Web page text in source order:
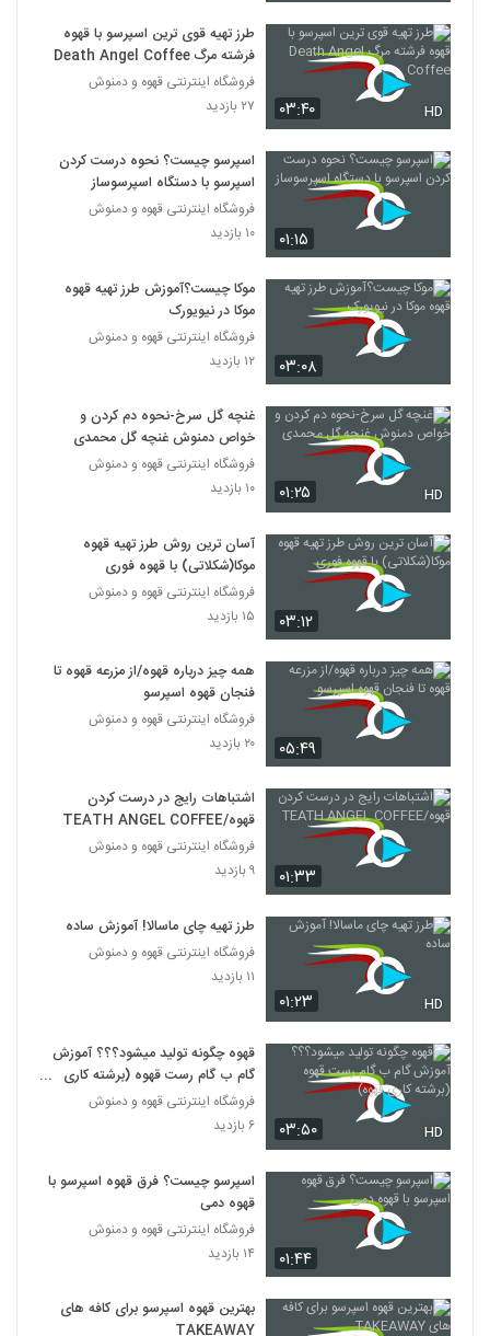
۰۳:۴۰ HD
طرز تهیه قوی ترین اسپرسو با قهوه
فرشته مرگ Death Angel Coffee
فروشگاه اینترنتی قهوه و دمنوش
۲۷ بازدید
۰۱:۱۵
اسپرسو چیست؟ نحوه درست کردن
اسپرسو با دستگاه اسپرسوساز
فروشگاه اینترنتی قهوه و دمنوش
۱۰ بازدید
۰۳:۰۸
موکا چیست؟آموزش طرز تهیه قهوه
موکا در نیویورک
فروشگاه اینترنتی قهوه و دمنوش
۱۲ بازدید
۰۱:۲۵ HD
غنچه گل سرخ-نحوه دم کردن و
خواص دمنوش غنچه گل محمدی
فروشگاه اینترنتی قهوه و دمنوش
۱۰ بازدید
۰۳:۱۲
آسان ترین روش طرز تهیه قهوه
موکا(شکلاتی) با قهوه فوری
فروشگاه اینترنتی قهوه و دمنوش
۱۵ بازدید
۰۵:۴۹
همه چیز درباره قهوه/از مزرعه قهوه تا
فنجان قهوه اسپرسو
فروشگاه اینترنتی قهوه و دمنوش
۲۰ بازدید
۰۱:۳۳
اشتباهات رایج در درست کردن
قهوه/TEATH ANGEL COFFEE
فروشگاه اینترنتی قهوه و دمنوش
۹ بازدید
۰۱:۲۳ HD
طرز تهیه چای ماسالا! آموزش ساده
فروشگاه اینترنتی قهوه و دمنوش
۱۱ بازدید
۰۳:۵۰ HD
قهوه چگونه تولید میشود؟؟؟ آموزش
گام ب گام رست قهوه (برشته کاری
قهوه)
فروشگاه اینترنتی قهوه و دمنوش
۶ بازدید
۰۱:۴۴
اسپرسو چیست؟ فرق قهوه اسپرسو با
قهوه دمی
فروشگاه اینترنتی قهوه و دمنوش
۱۴ بازدید
بهترین قهوه اسپرسو برای کافه های
TAKEAWAY